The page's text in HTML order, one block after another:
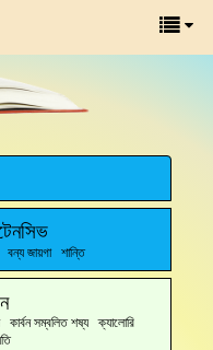
জায়গা শান্তি
সম্বলিত শষ্য ক্যালোরি